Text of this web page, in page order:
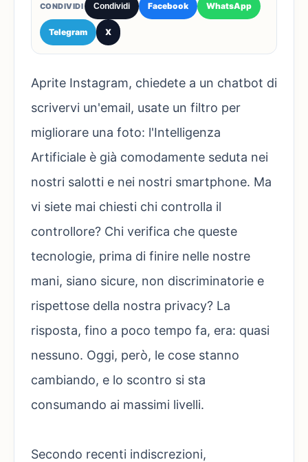
CONDIVIDI Condividi Facebook WhatsApp
Telegram X
Aprite Instagram, chiedete a un chatbot di
scrivervi un'email, usate un filtro per
migliorare una foto: l'Intelligenza
Artificiale è già comodamente seduta nei
nostri salotti e nei nostri smartphone. Ma
vi siete mai chiesti chi controlla il
controllore? Chi verifica che queste
tecnologie, prima di finire nelle nostre
mani, siano sicure, non discriminatorie e
rispettose della nostra privacy? La
risposta, fino a poco tempo fa, era: quasi
nessuno. Oggi, però, le cose stanno
cambiando, e lo scontro si sta
consumando ai massimi livelli.
Secondo recenti indiscrezioni,